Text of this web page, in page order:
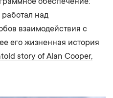
над
взаимодействия с
его жизненная история
story of Alan Cooper,